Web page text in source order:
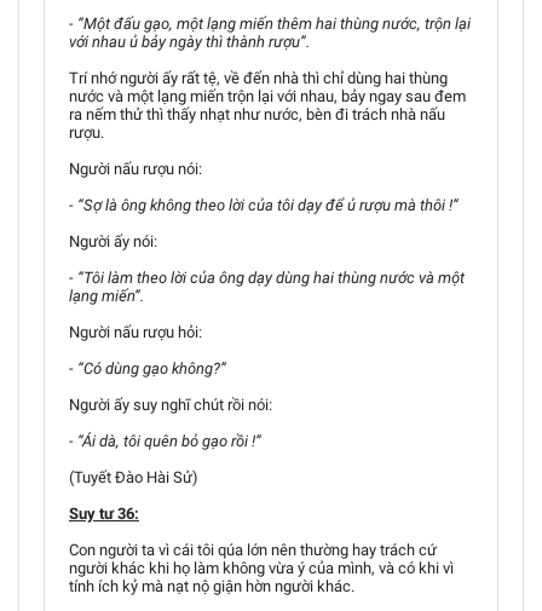
- “Một đấu gạo, một lạng miến thêm hai thùng nước, trộn lại
với nhau ủ bảy ngày thì thành rượu”.
Trí nhớ người ấy rất tệ, về đến nhà thì chỉ dùng hai thùng
nước và một lạng miến trộn lại với nhau, bảy ngay sau đem
ra nếm thử thì thấy nhạt như nước, bèn đi trách nhà nấu
rượu.
Người nấu rượu nói:
- “Sợ là ông không theo lời của tôi dạy để ủ rượu mà thôi !”
Người ấy nói:
- “Tôi làm theo lời của ông dạy dùng hai thùng nước và một
lạng miến”.
Người nấu rượu hỏi:
- “Có dùng gạo không?”
Người ấy suy nghĩ chút rồi nói:
- “Ái dà, tôi quên bỏ gạo rồi !”
(Tuyết Đào Hài Sử)
Suy tư 36:
Con người ta vì cái tôi qúa lớn nên thường hay trách cứ
người khác khi họ làm không vừa ý của mình, và có khi vì
tính ích kỷ mà nạt nộ giận hờn người khác.